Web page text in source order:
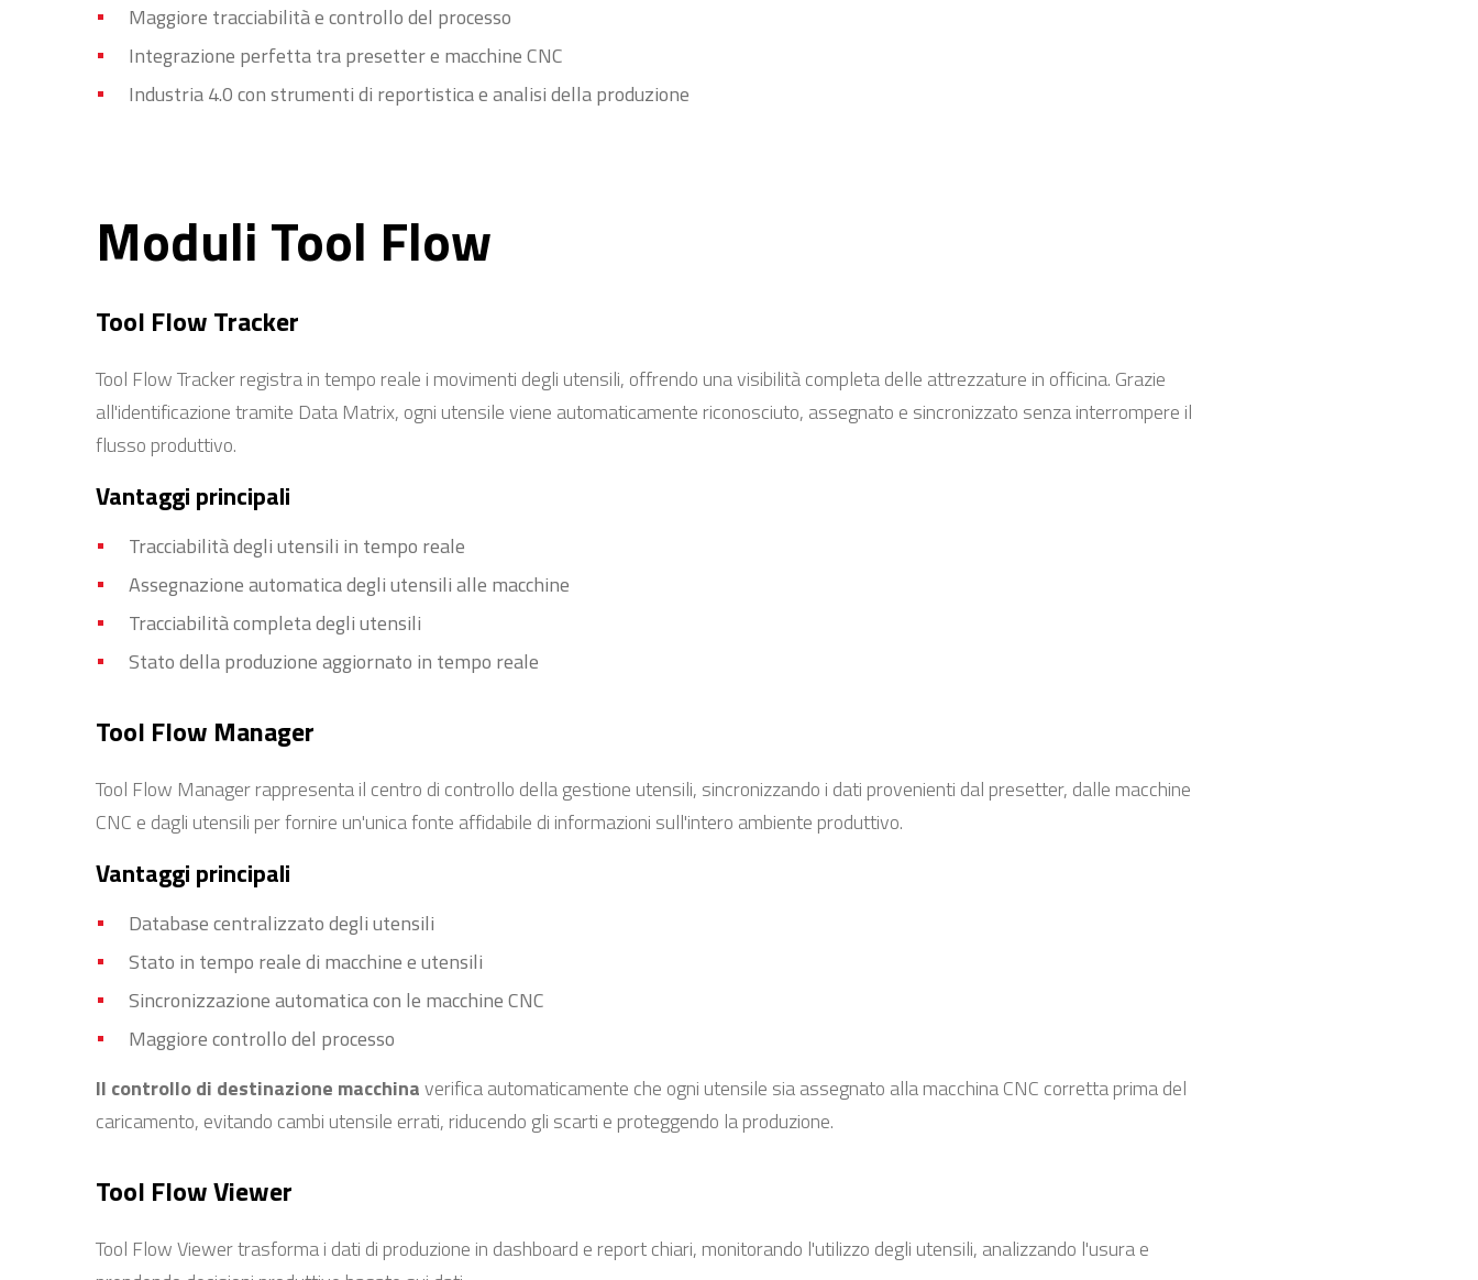
Maggiore tracciabilità e controllo del processo
Integrazione perfetta tra presetter e macchine CNC
Industria 4.0 con strumenti di reportistica e analisi della produzione
Moduli Tool Flow
Tool Flow Tracker
Tool Flow Tracker registra in tempo reale i movimenti degli utensili, offrendo una visibilità completa delle attrezzature in officina. Grazie
all'identificazione tramite Data Matrix, ogni utensile viene automaticamente riconosciuto, assegnato e sincronizzato senza interrompere il
flusso produttivo.
Vantaggi principali
Tracciabilità degli utensili in tempo reale
Assegnazione automatica degli utensili alle macchine
Tracciabilità completa degli utensili
Stato della produzione aggiornato in tempo reale
Tool Flow Manager
Tool Flow Manager rappresenta il centro di controllo della gestione utensili, sincronizzando i dati provenienti dal presetter, dalle macchine
CNC e dagli utensili per fornire un'unica fonte affidabile di informazioni sull'intero ambiente produttivo.
Vantaggi principali
Database centralizzato degli utensili
Stato in tempo reale di macchine e utensili
Sincronizzazione automatica con le macchine CNC
Maggiore controllo del processo
Il controllo di destinazione macchinaverifica automaticamente che ogni utensile sia assegnato alla macchina CNC corretta prima del
caricamento, evitando cambi utensile errati, riducendo gli scarti e proteggendo la produzione.
Tool Flow Viewer
Tool Flow Viewer trasforma i dati di produzione in dashboard e report chiari, monitorando l'utilizzo degli utensili, analizzando l'usura e